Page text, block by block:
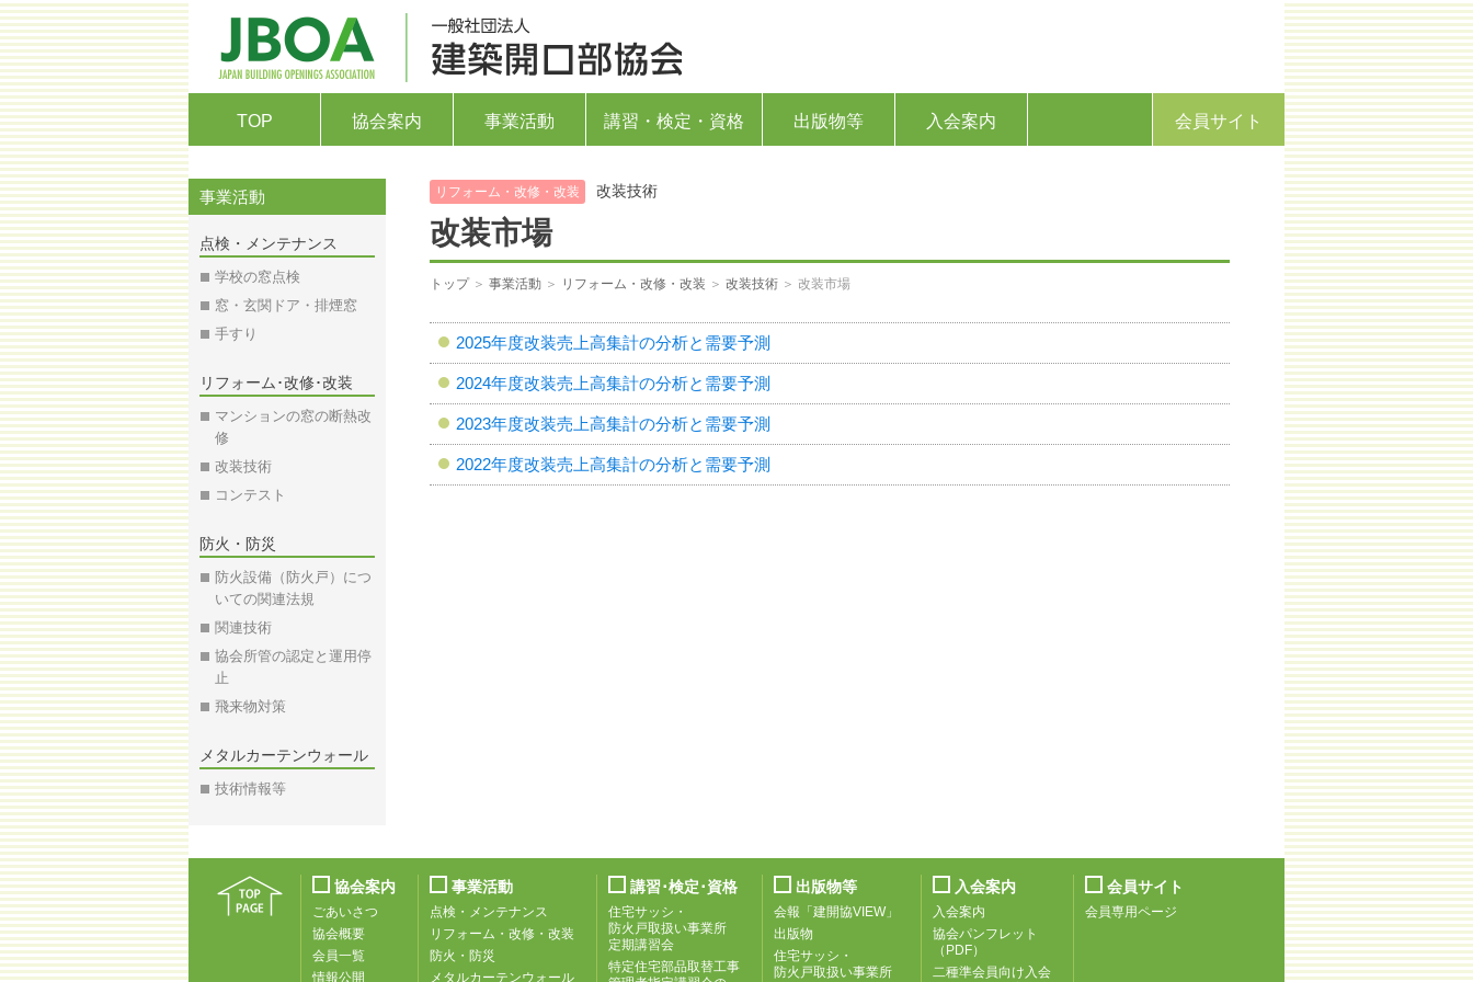
TOP 協会案内 事業活動 講習・検定・資格 出版物等 入会案内 会員サイト
事業活動
点検・メンテナンス
学校の窓点検
窓・玄関ドア・排煙窓
手すり
リフォーム･改修･改装
マンションの窓の断熱改
修
改装技術
コンテスト
防火・防災
防火設備（防火戸）につ
いての関連法規
関連技術
協会所管の認定と運用停
止
飛来物対策
メタルカーテンウォール
技術情報等
リフォーム・改修・改装 改装技術
改装市場
トップ＞ 事業活動 ＞ リフォーム・改修・改装 ＞ 改装技術 ＞ 改装市場
2025年度改装売上高集計の分析と需要予測
2024年度改装売上高集計の分析と需要予測
2023年度改装売上高集計の分析と需要予測
2022年度改装売上高集計の分析と需要予測
協会案内
ごあいさつ
協会概要
会員一覧
情報公開
事業活動
点検・メンテナンス
リフォーム・改修・改装
防火・防災
メタルカーテンウォール
講習･検定･資格
住宅サッシ・
防火戸取扱い事業所
定期講習会
特定住宅部品取替工事
出版物等
会報「建開協VIEW」
出版物
住宅サッシ・
防火戸取扱い事業所
入会案内
入会案内
協会パンフレット
（PDF）
二種準会員向け入会
会員サイト
会員専用ページ